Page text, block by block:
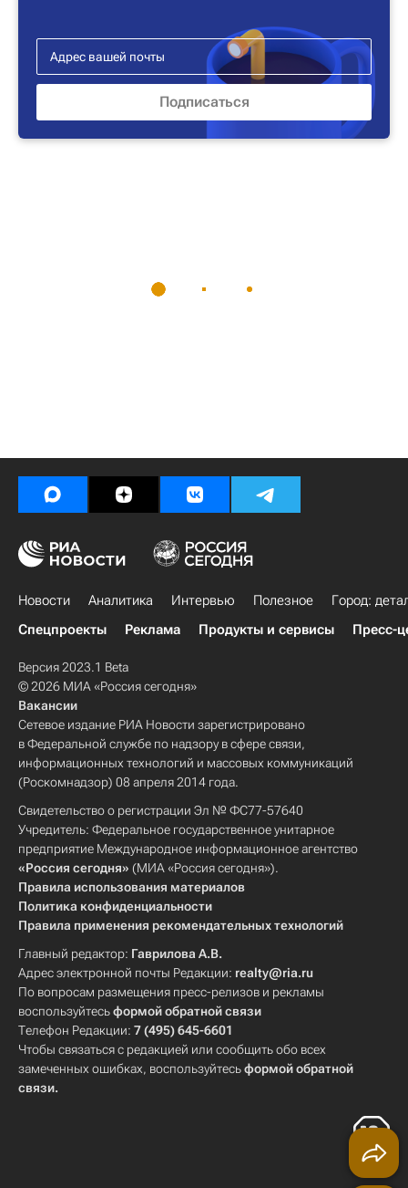
Новости Аналитика Интервью Полезное
Город:
Спецпроекты
Реклама Продукты и сервисы Пресс-
Версия 2023.1 Beta
© 2026 МИА «Россия сегодня»
Вакансии
Сетевое издание РИА Новости зарегистрировано
в Федеральной службе по надзору в сфере связи,
информационных технологий и массовых коммуникаций
(Роскомнадзор) 08 апреля 2014 года.
Свидетельство о регистрации Эл № ФС77-57640
Учредитель: Федеральное государственное унитарное
предприятие Международное информационное агентство
«Россия сегодня» (МИА «Россия сегодня»).
Правила использования материалов
Политика конфиденциальности
Правила применения рекомендательных технологий
Главный редактор: Гаврилова А.В.
Адрес электронной почты Редакции: realty@ria.ru
По вопросам размещения пресс-релизов и рекламы
воспользуйтесьформой обратной связи
Телефон Редакции: 7 (495) 645-6601
Чтобы связаться с редакцией или сообщить обо всех
замеченных ошибках, воспользуйтесьформой обратной
связи.